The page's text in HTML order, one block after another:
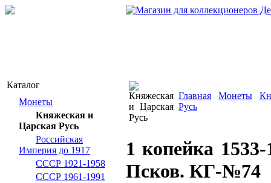
Каталог
Монеты
Княжеская и
Царская Русь
Российская
Империя до 1917
СССР 1921-1958
СССР 1961-1991
Главная Монеты
Русь
1 копейка
Псков. КГ-№74